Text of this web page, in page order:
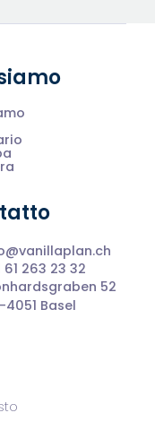
61 263 23 32
52
4051 Basel